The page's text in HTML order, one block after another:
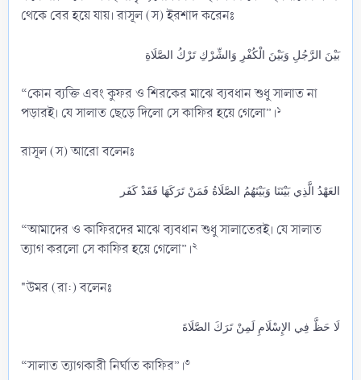
থেকে বের হয়ে যায়। রাসূল (স) ইরশাদ করেনঃ
بَيْنَ الرَّجُلِ وَبَيْنَ الْكُفْرِ وَالشِّرْكِ تَرْكُ الصَّلَاةِ
“কোন ব্যক্তি এবং কুফর ও শিরকের মাঝে ব্যবধান শুধু সালাত না
পড়ারই। যে সালাত ছেড়ে দিলো সে কাফির হয়ে গেলো”।১
রাসূল (স) আরো বলেনঃ
العَهْدُ الَّذِي بَيْنَنَا وَبَيْنَهُمُ الصَّلَاةُ فَمَنْ تَرَكَهَا فَقَدْ كَفَر
“আমাদের ও কাফিরদের মাঝে ব্যবধান শুধু সালাতেরই। যে সালাত
ত্যাগ করলো সে কাফির হয়ে গেলো”।২
"উমর (রা:) বলেনঃ
لَا حَظَّ فِي الإِسْلَامِ لَمِنْ تَرَكَ الصَّلَاةَ
“সালাত ত্যাগকারী নির্ঘাত কাফির”।৩